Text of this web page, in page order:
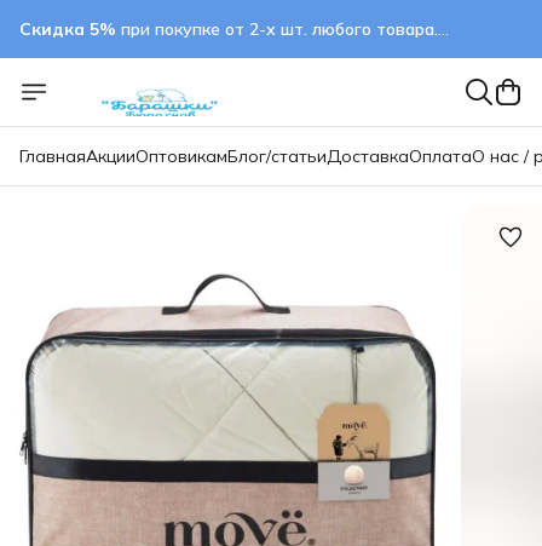
Скидка 5% при покупке от 2-х шт. любого товара.
ГлавнаяАкцииОптовикамБлог/статьиДоставкаОплатаО нас /